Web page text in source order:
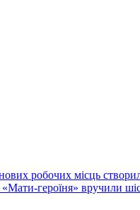
робочих місць
героїня» вручили